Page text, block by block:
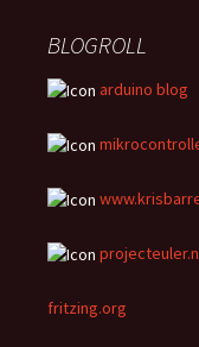
BLOGROLL
arduino blog
fritzing.org